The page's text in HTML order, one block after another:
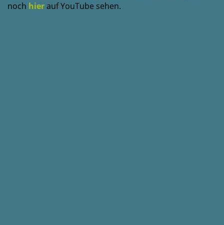
noch hierauf YouTube sehen.